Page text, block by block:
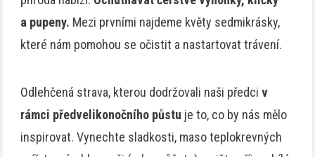
a pupeny. Mezi prvními najdeme květy sedmikrásky,
které nám pomohou se očistit a nastartovat trávení.
Odlehčená strava, kterou dodržovali naši předciv
rámci předvelikonočního půstu je to, co by nás mělo
inspirovat. Vynechte sladkosti, maso teplokrevných